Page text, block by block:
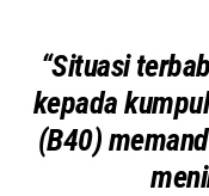
“Situasi
kepada
(B40)